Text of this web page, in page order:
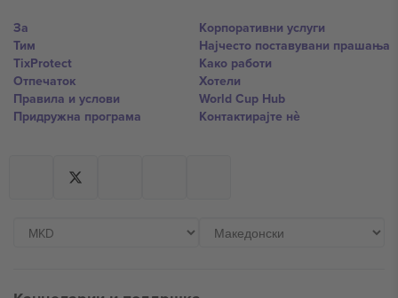
За
Тим
TixProtect
Отпечаток
Правила и услови
Придружна програма
Корпоративни услуги
Најчесто поставувани прашања
Како работи
Хотели
World Cup Hub
Контактирајте нѐ